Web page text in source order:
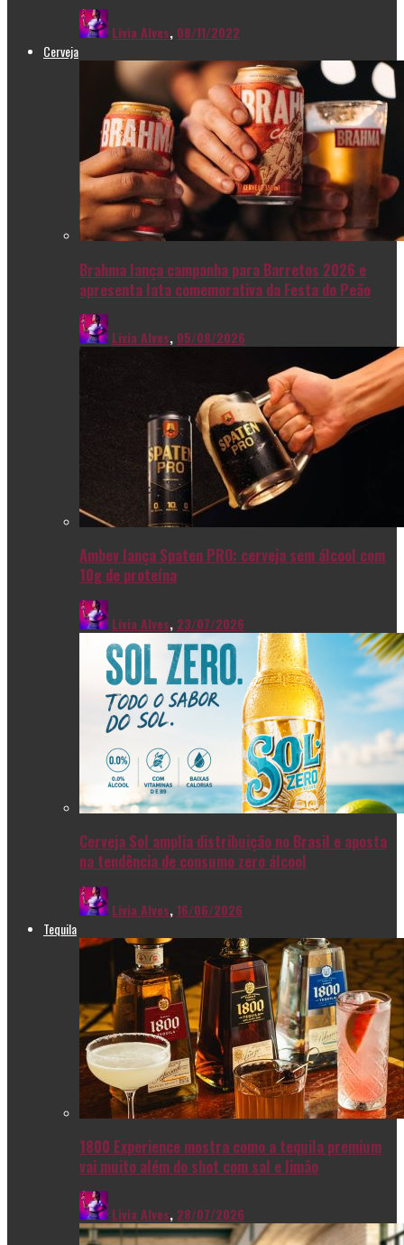
Livia Alves, 08/11/2022
Cerveja
Brahma lança campanha para Barretos 2026 e
apresenta lata comemorativa da Festa do Peão
Livia Alves, 05/08/2026
Ambev lança Spaten PRO: cerveja sem álcool com
10g de proteína
Livia Alves, 23/07/2026
Cerveja Sol amplia distribuição no Brasil e aposta
na tendência de consumo zero álcool
Livia Alves,16/06/2026
Tequila
1800 Experience mostra como a tequila premium
vai muito além do shot com sal e limão
Livia Alves, 28/07/2026